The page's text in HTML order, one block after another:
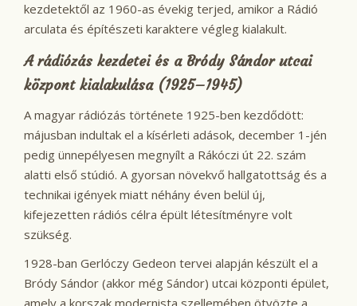
kezdetektől az 1960-as évekig terjed, amikor a Rádió
arculata és építészeti karaktere végleg kialakult.
A rádiózás kezdetei és a Bródy Sándor utcai
központ kialakulása (1925–1945)
A magyar rádiózás története 1925-ben kezdődött:
májusban indultak el a kísérleti adások, december 1-jén
pedig ünnepélyesen megnyílt a Rákóczi út 22. szám
alatti első stúdió. A gyorsan növekvő hallgatottság és a
technikai igények miatt néhány éven belül új,
kifejezetten rádiós célra épült létesítményre volt
szükség.
1928-ban Gerlóczy Gedeon tervei alapján készült el a
Bródy Sándor (akkor még Sándor) utcai központi épület,
amely a korszak modernista szellemében ötvözte a